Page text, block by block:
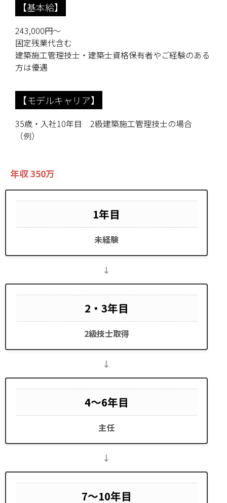
【基本給】
243,000円～
固定残業代含む
建築施工管理技士・建築士資格保有者やご経験のある
方は優遇
【モデルキャリア】
35歳・入社10年目 2級建築施工管理技士の場合
（例）
年収 350万
1年目
未経験
2・3年目
2級技士取得
4～6年目
主任
7～10年目